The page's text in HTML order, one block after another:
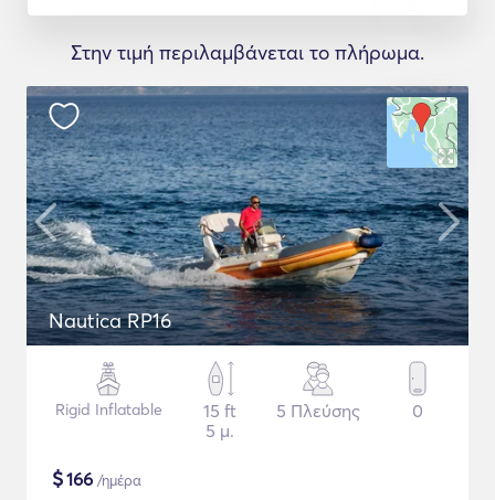
Στην τιμή περιλαμβάνεται το πλήρωμα.
Nautica RP16
Rigid Inflatable
15 ft
5 μ.
5 Πλεύσης 0
$166 /ημέρα